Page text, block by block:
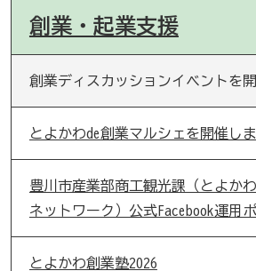
創業・起業支援
創業ディスカッションイベントを
とよかわde創業マルシェを開催し
豊川市産業部商工観光課（とよか
ネットワーク）公式Facebook運用
とよかわ創業塾2026